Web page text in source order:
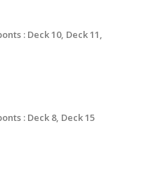
: Deck 10, Deck 11,
: Deck 8, Deck 15